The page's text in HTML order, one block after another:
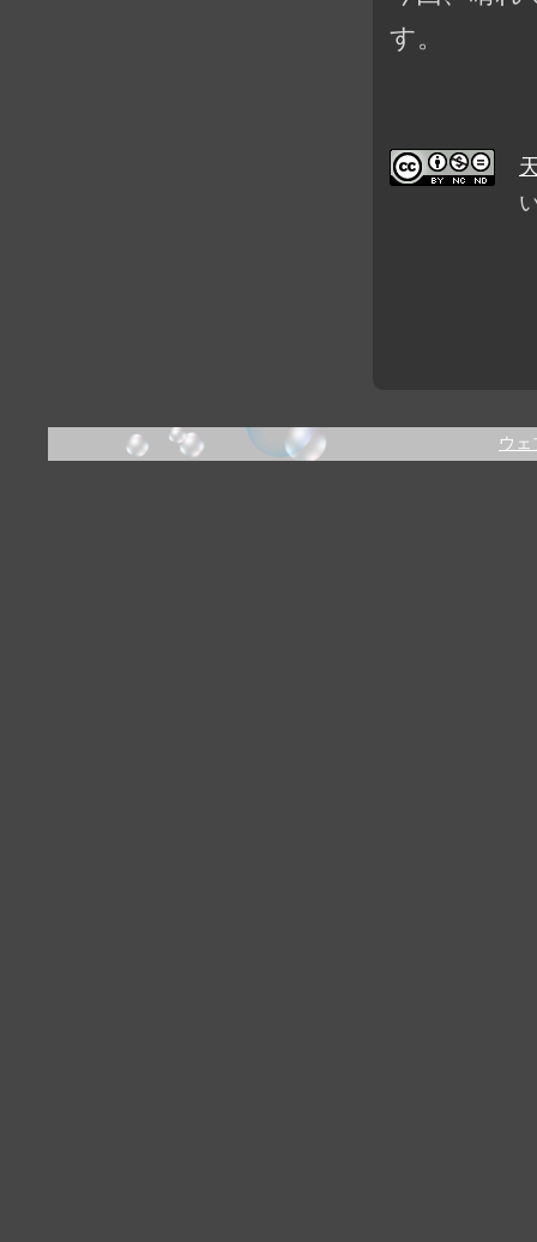
す。
ウ